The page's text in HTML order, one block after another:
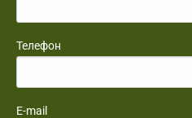
Телефон
E-mail